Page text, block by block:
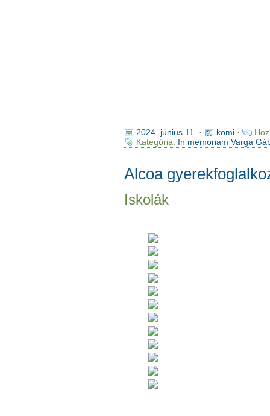
2024. június 11. · komi·
Kategória: In memoriam Varga
Alcoa
Iskolák